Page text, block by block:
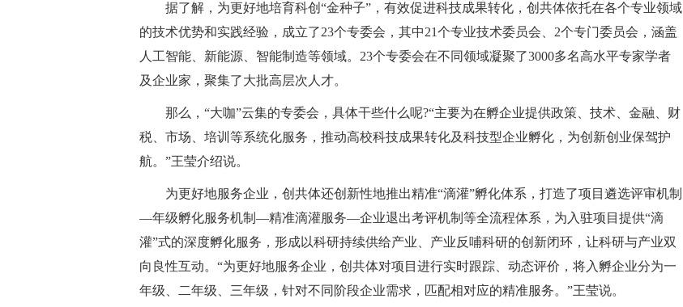
据了解，为更好地培育科创“金种子”，有效促进科技成果转化，创共体依托在各个专业领域
的技术优势和实践经验，成立了23个专委会，其中21个专业技术委员会、2个专门委员会，涵盖
人工智能、新能源、智能制造等领域。23个专委会在不同领域凝聚了3000多名高水平专家学者
及企业家，聚集了大批高层次人才。
那么，“大咖”云集的专委会，具体干些什么呢?“主要为在孵企业提供政策、技术、金融、财
税、市场、培训等系统化服务，推动高校科技成果转化及科技型企业孵化，为创新创业保驾护
航。”王莹介绍说。
为更好地服务企业，创共体还创新性地推出精准“滴灌”孵化体系，打造了项目遴选评审机制
—年级孵化服务机制—精准滴灌服务—企业退出考评机制等全流程体系，为入驻项目提供“滴
灌”式的深度孵化服务，形成以科研持续供给产业、产业反哺科研的创新闭环，让科研与产业双
向良性互动。“为更好地服务企业，创共体对项目进行实时跟踪、动态评价，将入孵企业分为一
年级、二年级、三年级，针对不同阶段企业需求，匹配相对应的精准服务。”王莹说。